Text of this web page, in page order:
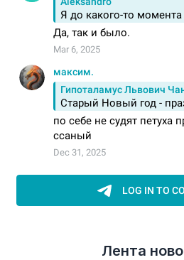
Лента